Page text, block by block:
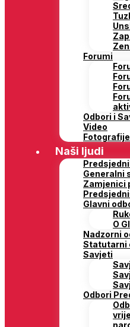
Forumi
Odbori i
Video
Fotografije
Naši ljudi
Generalni
Zamjenici
Glavni
O
Nadzorni
Statutarni
Savjeti
Odbori